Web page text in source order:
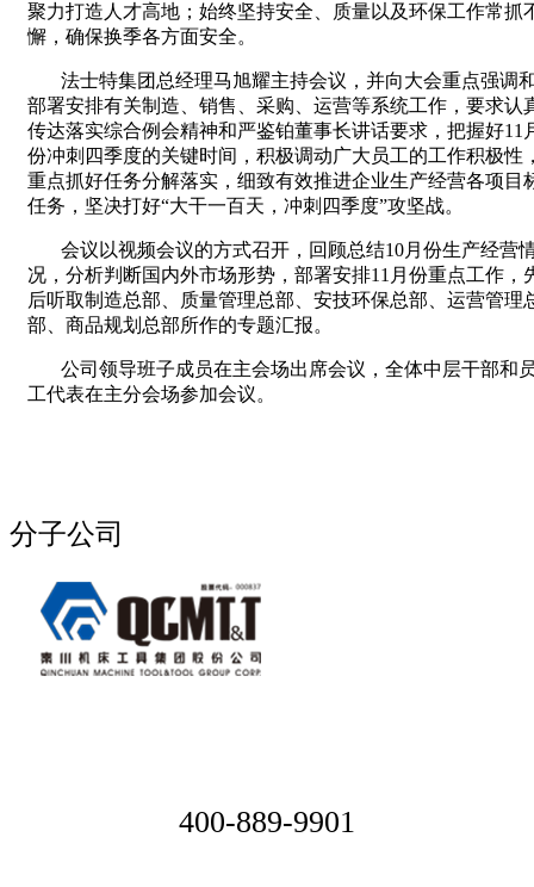
聚力打造人才高地；始终坚持安全、质量以及环保工作常抓
懈，确保换季各方面安全。
法士特集团总经理马旭耀主持会议，并向大会重点强调
部署安排有关制造、销售、采购、运营等系统工作，要求认
传达落实综合例会精神和严鉴铂董事长讲话要求，把握好11
份冲刺四季度的关键时间，积极调动广大员工的工作积极性
重点抓好任务分解落实，细致有效推进企业生产经营各项目
任务，坚决打好“大干一百天，冲刺四季度”攻坚战。
会议以视频会议的方式召开，回顾总结10月份生产经营
况，分析判断国内外市场形势，部署安排11 月份重点工作，
后听取制造总部、质量管理总部、安技环保总部、运营管理
部、商品规划总部所作的专题汇报。
公司领导班子成员在主会场出席会议，全体中层干部和
工代表在主分会场参加会议。
分子公司
400-889-9901